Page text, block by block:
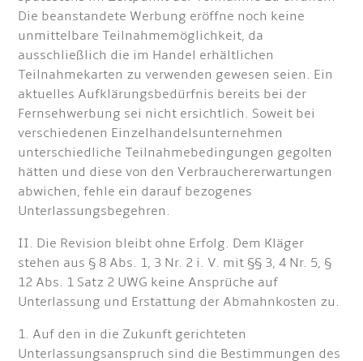
Die beanstandete Werbung eröffne noch keine
unmittelbare Teilnahmemöglichkeit, da
ausschließlich die im Handel erhältlichen
Teilnahmekarten zu verwenden gewesen seien. Ein
aktuelles Aufklärungsbedürfnis bereits bei der
Fernsehwerbung sei nicht ersichtlich. Soweit bei
verschiedenen Einzelhandelsunternehmen
unterschiedliche Teilnahmebedingungen gegolten
hätten und diese von den Verbrauchererwartungen
abwichen, fehle ein darauf bezogenes
Unterlassungsbegehren.
II. Die Revision bleibt ohne Erfolg. Dem Kläger
stehen aus § 8 Abs. 1, 3 Nr. 2 i. V. mit §§ 3, 4 Nr. 5, §
12 Abs. 1 Satz 2 UWG keine Ansprüche auf
Unterlassung und Erstattung der Abmahnkosten zu.
1. Auf den in die Zukunft gerichteten
Unterlassungsanspruch sind die Bestimmungen des